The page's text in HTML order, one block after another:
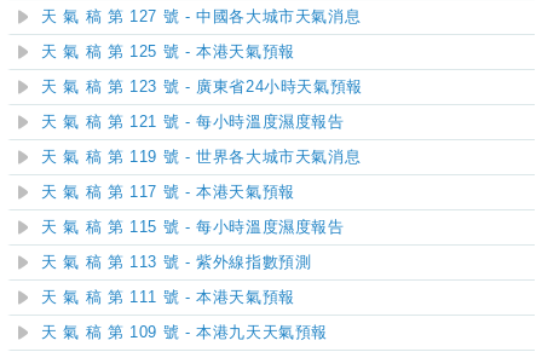
天 氣 稿 第 127 號 - 中國各大城市天氣消息
天 氣 稿 第 125 號 - 本港天氣預報
天 氣 稿 第 123 號 - 廣東省24小時天氣預報
天 氣 稿 第 121 號 - 每小時溫度濕度報告
天 氣 稿 第 119 號 - 世界各大城市天氣消息
天 氣 稿 第 117 號 - 本港天氣預報
天 氣 稿 第 115 號 - 每小時溫度濕度報告
天 氣 稿 第 113 號 - 紫外線指數預測
天 氣 稿 第 111 號 - 本港天氣預報
天 氣 稿 第 109 號 - 本港九天天氣預報